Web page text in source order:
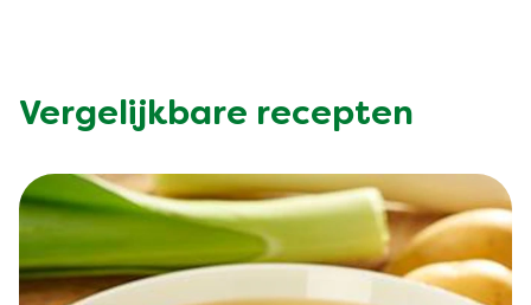
Vergelijkbare recepten